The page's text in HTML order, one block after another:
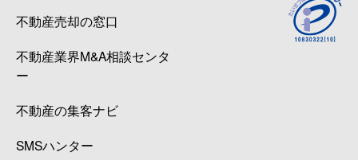
不動産売却の窓口
不動産業界M&A相談センタ
ー
不動産の集客ナビ
SMSハンター